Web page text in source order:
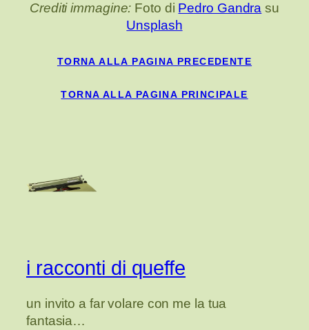
Crediti immagine: Foto di Pedro Gandra su
Unsplash
TORNA ALLA PAGINA PRECEDENTE
TORNA ALLA PAGINA PRINCIPALE
i racconti di queffe
un invito a far volare con me la tua
fantasia…